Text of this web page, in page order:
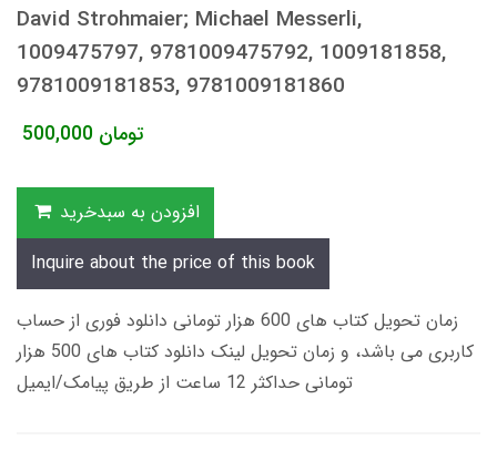
David Strohmaier; Michael Messerli,
1009475797, 9781009475792, 1009181858,
9781009181853, 9781009181860
500,000 تومان
افزودن به سبدخرید
Inquire about the price of this book
زمان تحویل کتاب های 600 هزار تومانی دانلود فوری از حساب
کاربری می باشد، و زمان تحویل لینک دانلود کتاب های 500 هزار
تومانی حداکثر 12 ساعت از طریق پیامک/ایمیل